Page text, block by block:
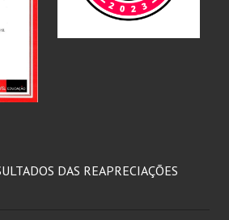
DAS REAPRECIAÇÕES